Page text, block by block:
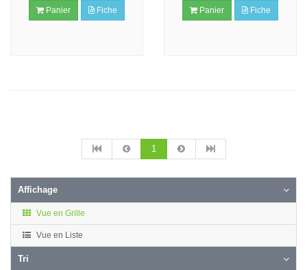
Panier Fiche Panier Fiche
1
Affichage
Vue en Grille
Vue en Liste
Tri